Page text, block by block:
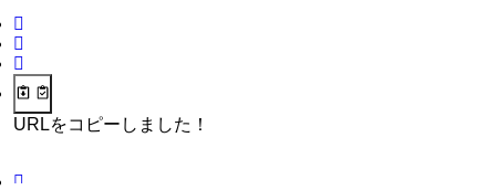
URLをコピーしました！